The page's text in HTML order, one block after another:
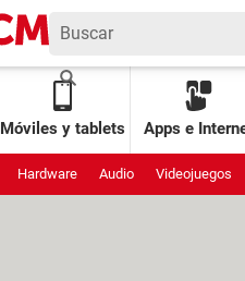
Móviles y tablets Apps e
Hardware Audio Videojuegos